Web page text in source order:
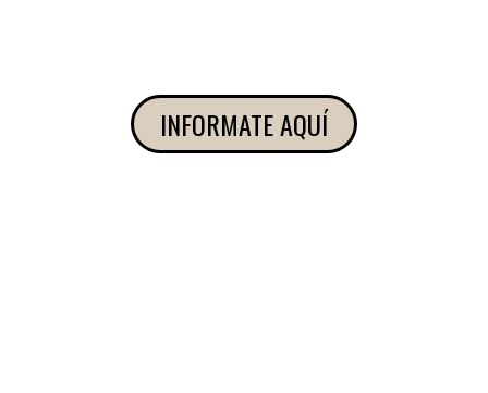
INFORMATE AQUÍ